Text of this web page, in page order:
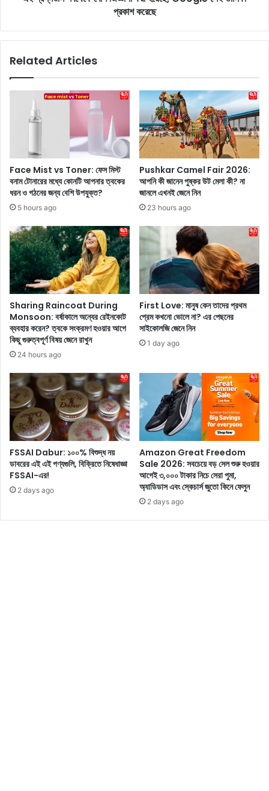
হু
’
চ্ছে
মা
নু
ষ
?
ন
তা
দে
র
এ
স
ম্প
র্কে
থা
ক
ঠি
ন
হ
উ
ঠ
ছে
?
r
2
0
2
সা
G
o
o
g
l
e
-
কে
এ
ই
শ্ন
গু
লি
স
থে
কে
বে
শি
জি
প্রকাশ করেছে
Related Articles
Face Mist vs Toner: ফেস মিস্ট
বনাম টোনারের মধ্যে কোনটি আপনার ত্বকের
ধরন ও গঠনের জন্য বেশি উপযুক্ত?
5 hours ago
Pushkar Camel Fair 2026:
আপনি কী জানেন পুষ্কর উট মেলা কী? না
জানলে এখনই জেনে নিন
23 hours ago
Sharing Raincoat During
Monsoon: বর্ষাকালে অন্যের রেইনকোট
ব্যবহার করেন? ত্বকে সংক্রমণ হওয়ার আগে
কিছু গুরুত্বপূর্ণ বিষয় জেনে রাখুন
24 hours ago
First Love: মানুষ কেন তাদের প্রথম
প্রেম কখনো ভোলে না? এর পেছনের
সাইকোলজি জেনে নিন
1 day ago
FSSAI Dabur: ১০০% বিশুদ্ধ নয়
ডাবরের এই এই পণ্যগুলি, বিক্রিতে নিষেধাজ্ঞা
FSSAI-এর!
2 days ago
Amazon Great Freedom
Sale 2026: সবচেয়ে বড় সেল শুরু হওয়ার
আগেই ৩,০০০ টাকার নিচে সেরা পুমা,
অ্যাডিডাস এবং স্কেচার্স জুতো কিনে ফেলুন
2 days ago